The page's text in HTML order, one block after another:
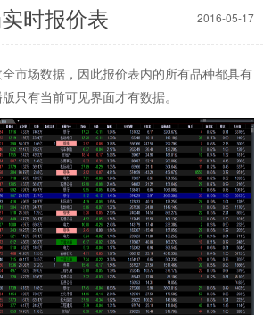
时报价表 2016-05-17
市场数据，因此报价表内的所有品种都具有
只有当前可见界面才有数据。